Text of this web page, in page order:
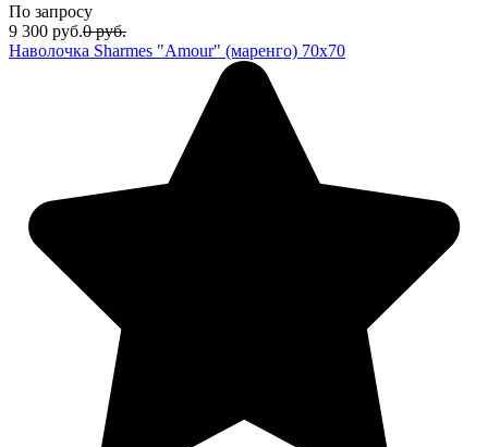
По запросу
9 300 руб.0 руб.
Наволочка Sharmes "Amour" (маренго) 70х70